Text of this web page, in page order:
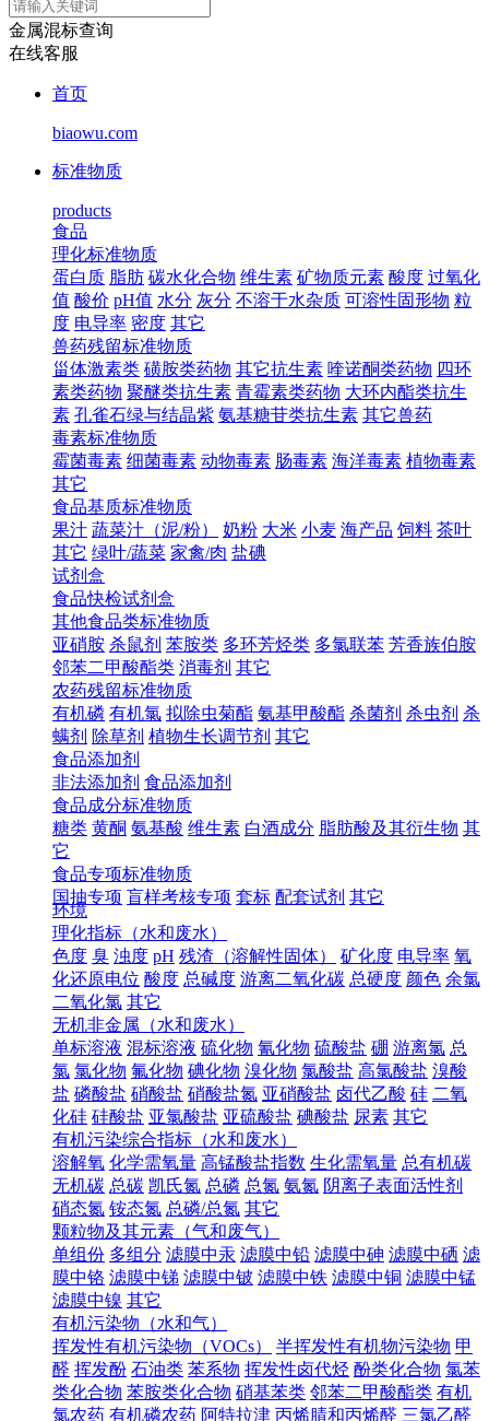
金属混标查询
在线客服
首页
biaowu.com
标准物质
products
食品
理化标准物质
蛋白质 脂肪 碳水化合物 维生素 矿物质元素 酸度 过氧化
值 酸价 pH值 水分 灰分 不溶于水杂质 可溶性固形物 粒
度 电导率 密度 其它
兽药残留标准物质
甾体激素类 磺胺类药物 其它抗生素 喹诺酮类药物 四环
素类药物 聚醚类抗生素 青霉素类药物 大环内酯类抗生
素 孔雀石绿与结晶紫 氨基糖苷类抗生素 其它兽药
毒素标准物质
霉菌毒素 细菌毒素 动物毒素 肠毒素 海洋毒素 植物毒素
其它
食品基质标准物质
果汁 蔬菜汁（泥/粉） 奶粉 大米 小麦 海产品 饲料 茶叶
其它 绿叶/蔬菜 家禽/肉 盐碘
试剂盒
食品快检试剂盒
其他食品类标准物质
亚硝胺 杀鼠剂 苯胺类 多环芳烃类 多氯联苯 芳香族伯胺
邻苯二甲酸酯类 消毒剂 其它
农药残留标准物质
有机磷 有机氯 拟除虫菊酯 氨基甲酸酯 杀菌剂 杀虫剂 杀
螨剂 除草剂 植物生长调节剂 其它
食品添加剂
非法添加剂 食品添加剂
食品成分标准物质
糖类 黄酮 氨基酸 维生素 白酒成分 脂肪酸及其衍生物 其
它
食品专项标准物质
国抽专项 盲样考核专项 套标 配套试剂 其它
环境
理化指标（水和废水）
色度 臭 浊度 pH 残渣（溶解性固体） 矿化度 电导率 氧
化还原电位 酸度 总碱度 游离二氧化碳 总硬度 颜色 余氯
二氧化氯 其它
无机非金属（水和废水）
单标溶液 混标溶液 硫化物 氰化物 硫酸盐 硼 游离氯 总
氯 氯化物 氟化物 碘化物 溴化物 氯酸盐 高氯酸盐 溴酸
盐 磷酸盐 硝酸盐 硝酸盐氮 亚硝酸盐 卤代乙酸 硅 二氧
化硅 硅酸盐 亚氯酸盐 亚硫酸盐 碘酸盐 尿素 其它
有机污染综合指标（水和废水）
溶解氧 化学需氧量 高锰酸盐指数 生化需氧量 总有机碳
无机碳 总碳 凯氏氮 总磷 总氮 氨氮 阴离子表面活性剂
硝态氮 铵态氮 总磷/总氮 其它
颗粒物及其元素（气和废气）
单组份 多组分 滤膜中汞 滤膜中铅 滤膜中砷 滤膜中硒 滤
膜中铬 滤膜中锑 滤膜中铍 滤膜中铁 滤膜中铜 滤膜中锰
滤膜中镍 其它
有机污染物（水和气）
挥发性有机污染物（VOCs）
半挥发性有机物污染物 甲
醛 挥发酚 石油类 苯系物 挥发性卤代烃 酚类化合物 氯苯
类化合物 苯胺类化合物 硝基苯类 邻苯二甲酸酯类 有机
氯农药 有机磷农药 阿特拉津 丙烯腈和丙烯醛 三氯乙醛